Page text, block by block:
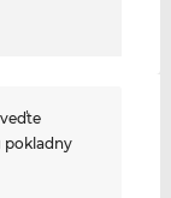
pokladny